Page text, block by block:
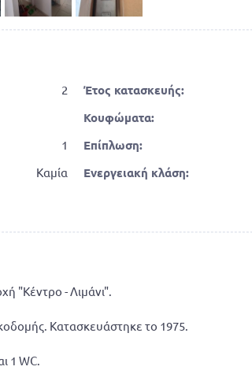
2
1
Καμία
Έτος κατασκευής:
Κουφώματα:
Επίπλωση:
Ενεργειακή κλάση:
"Κέντρο - Λιμάνι".
Κατασκευάστηκε το 1975.
1 WC.